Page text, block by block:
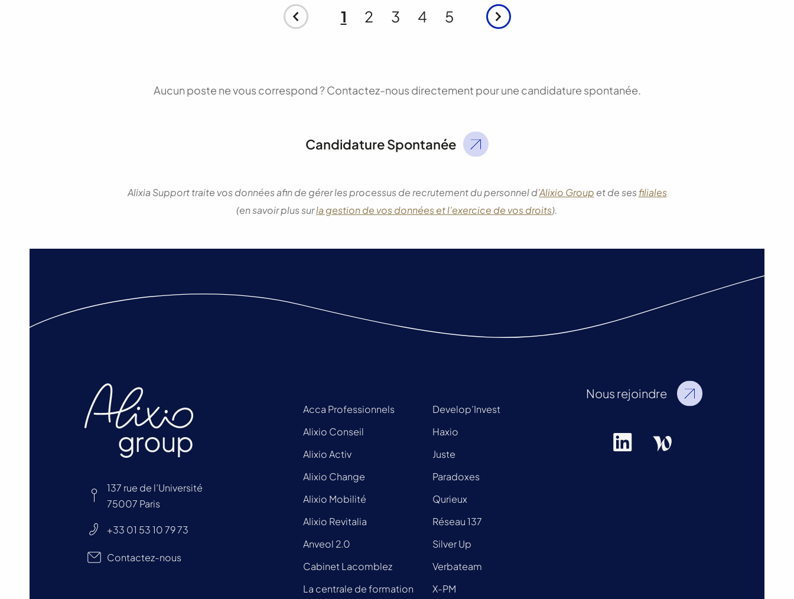
1 2 3 4 5
Aucun poste ne vous correspond ? Contactez-nous directement pour une candidature spontanée.
Candidature Spontanée
Alixia Support traite vos données afin de gérer les processus de recrutement du personnel d’Alixio Group et de ses filiales
(en savoir plus surla gestion de vos données et l’exercice de vos droits).
137 rue de l’Université
75007 Paris
+33 01 53 10 79 73
Contactez-nous
Acca Professionnels
Alixio Conseil
Alixio Activ
Alixio Change
Alixio Mobilité
Alixio Revitalia
Anveol 2.0
Cabinet Lacomblez
La centrale de formation
Develop’Invest
Haxio
Juste
Paradoxes
Qurieux
Réseau 137
Silver Up
Verbateam
X-PM
Nous rejoindre